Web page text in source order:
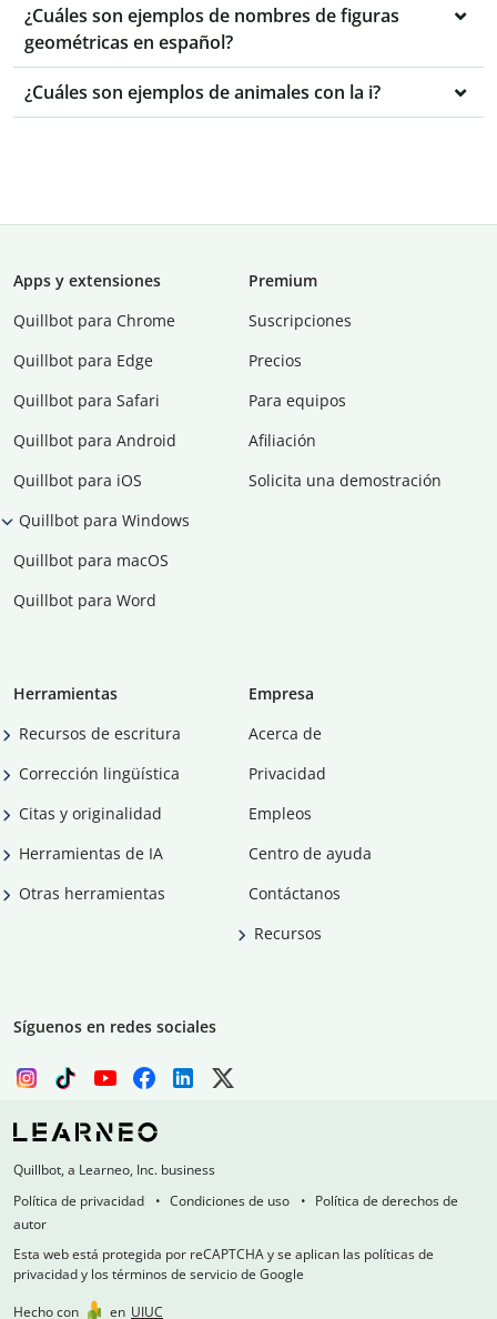
¿Cuáles son ejemplos de nombres de figuras
geométricas en español?
¿Cuáles son ejemplos de animales con la i?
Apps y extensiones
Quillbot para Chrome
Quillbot para Edge
Quillbot para Safari
Quillbot para Android
Quillbot para iOS
Quillbot para Windows
Quillbot para macOS
Quillbot para Word
Premium
Suscripciones
Precios
Para equipos
Afiliación
Solicita una demostración
Herramientas
Recursos de escritura
Corrección lingüística
Citas y originalidad
Herramientas de IA
Otras herramientas
Empresa
Acerca de
Privacidad
Empleos
Centro de ayuda
Contáctanos
Recursos
Síguenos en redes sociales
Quillbot, a Learneo, Inc. business
Política de privacidad
Condiciones de uso
Política de derechos de
autor
Esta web está protegida por reCAPTCHA y se aplican las políticas de
privacidad y los términos de servicio de Google
Hecho con
en UIUC